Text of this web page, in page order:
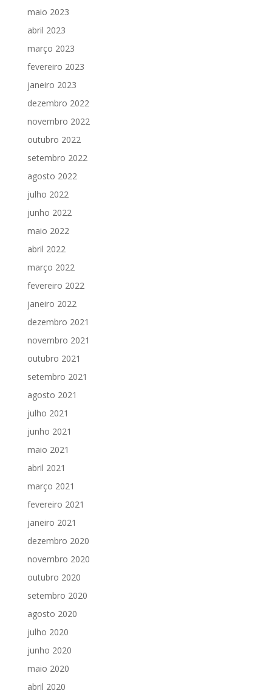
maio 2023
abril 2023
março 2023
fevereiro 2023
janeiro 2023
dezembro 2022
novembro 2022
outubro 2022
setembro 2022
agosto 2022
julho 2022
junho 2022
maio 2022
abril 2022
março 2022
fevereiro 2022
janeiro 2022
dezembro 2021
novembro 2021
outubro 2021
setembro 2021
agosto 2021
julho 2021
junho 2021
maio 2021
abril 2021
março 2021
fevereiro 2021
janeiro 2021
dezembro 2020
novembro 2020
outubro 2020
setembro 2020
agosto 2020
julho 2020
junho 2020
maio 2020
abril 2020